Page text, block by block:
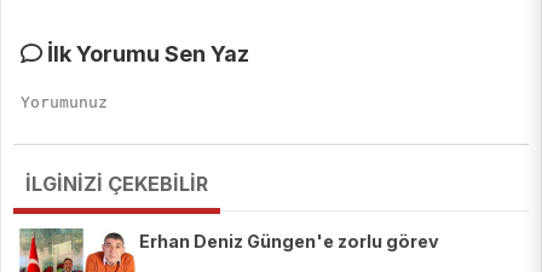
İlk Yorumu Sen Yaz
İLGİNİZİ ÇEKEBİLİR
Erhan Deniz Güngen'e zorlu görev